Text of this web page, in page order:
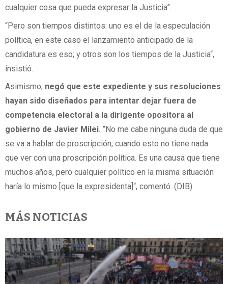
cualquier cosa que pueda expresar la Justicia”.
“Pero son tiempos distintos: uno es el de la especulación
política, en este caso el lanzamiento anticipado de la
candidatura es eso; y otros son los tiempos de la Justicia“,
insistió.
Asimismo, negó que este expediente y sus resoluciones
hayan sido diseñados para intentar dejar fuera de
competencia electoral a la dirigente opositora al
gobierno de Javier Milei. ”No me cabe ninguna duda de que
se va a hablar de proscripción, cuando esto no tiene nada
que ver con una proscripción política. Es una causa que tiene
muchos años, pero cualquier político en la misma situación
haría lo mismo [que la expresidenta]“, comentó. (DIB)
MÁS NOTICIAS